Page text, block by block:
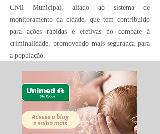
Civil Municipal, aliado ao sistema de
monitoramento da cidade, que tem contribuído
para ações rápidas e efetivas no combate à
criminalidade, promovendo mais segurança para
a população.